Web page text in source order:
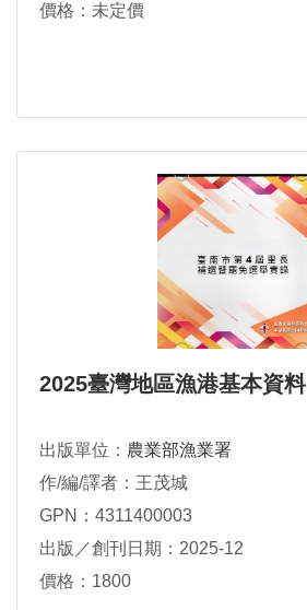
價格：未定價
2025臺灣地區漁港基本資料
出版單位： 農業部漁業署
作/編/譯者：王茂城
GPN：4311400003
出版／創刊日期：2025-12
價格：1800